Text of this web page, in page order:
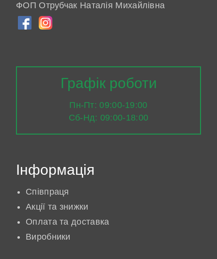
ФОП Отрубчак Наталія Михайлівна
Графік роботи
Пн-Пт: 09:00-19:00
Сб-Нд: 09:00-18:00
Інформація
Співпраця
Акції та знижки
Оплата та доставка
Виробники